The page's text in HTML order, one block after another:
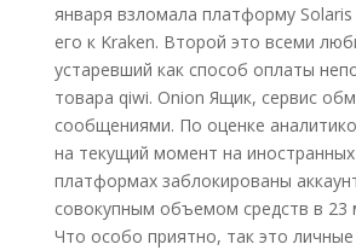
января взломала платформу
его к Kraken. Второй это всеми
устаревший как способ оплаты
товара qiwi. Onion Ящик, сервис
сообщениями. По оценке
на текущий момент на
платформах заблокированы
совокупным объемом средств в 23
Что особо приятно, так это